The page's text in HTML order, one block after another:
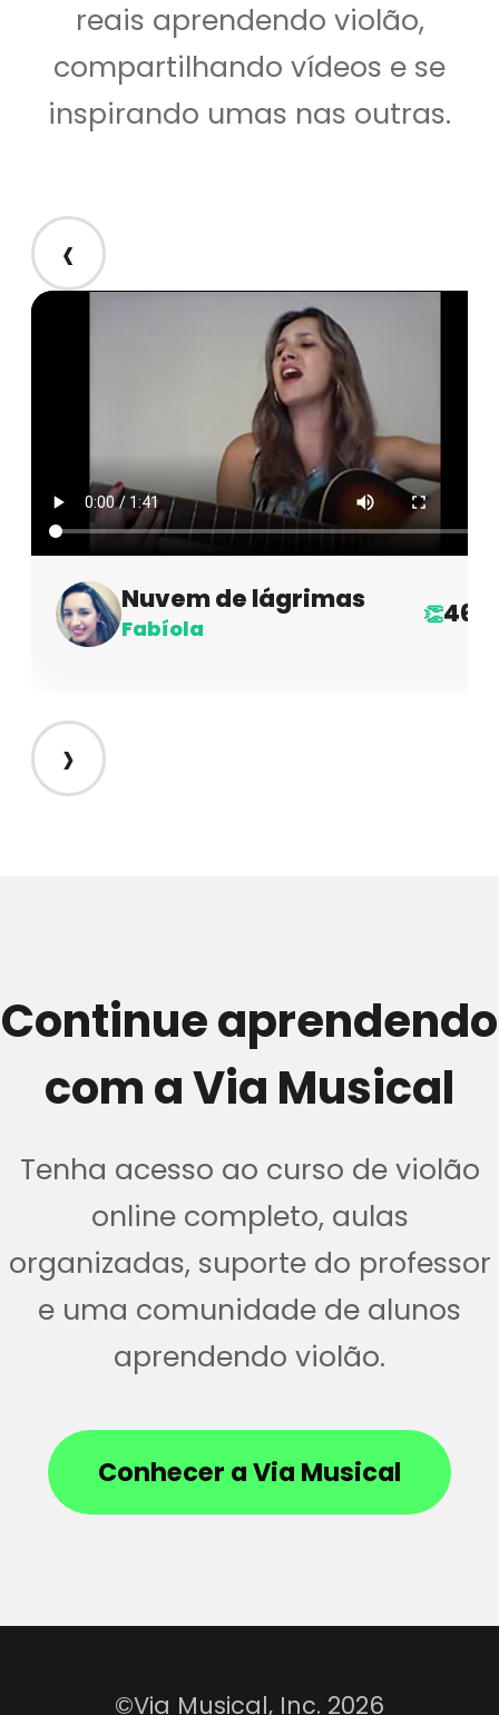
reais aprendendo violão,
compartilhando vídeos e se
inspirando umas nas outras.
‹
Nuvem de lágrimas
Fabíola
👏46
›
Continue aprendendo
com a Via Musical
Tenha acesso ao curso de violão
online completo, aulas
organizadas, suporte do professor
e uma comunidade de alunos
aprendendo violão.
Conhecer a Via Musical
©Via Musical, Inc. 2026